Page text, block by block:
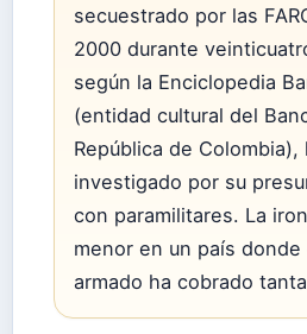
secuestrado por las
2000 durante
según la Enciclopedia
(entidad cultural del
República de Colombia),
investigado por su
con paramilitares. La
menor en un país
armado ha cobrado